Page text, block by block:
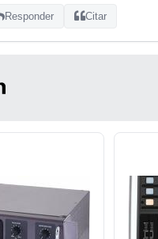
Responder Citar